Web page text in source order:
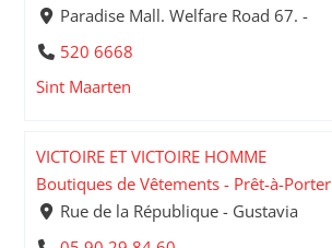
Paradise Mall. Welfare Road 67. -
520 6668
Sint Maarten
VICTOIRE ET VICTOIRE HOMME
Boutiques de Vêtements - Prêt-à-Porter
Rue de la République - Gustavia